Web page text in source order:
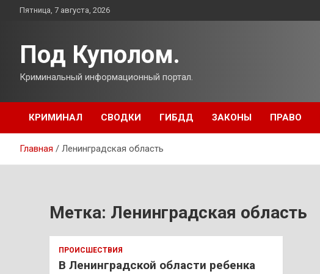
ПерейтиПятница, 7 августа, 2026
Под Куполом.
Криминальный информационный портал.
КРИМИНАЛ СВОДКИ ГИБДД ЗАКОНЫ ПРАВО
Главная Ленинградская область
Метка: Ленинградская область
ПРОИСШЕСТВИЯ
В Ленинградской области ребенка